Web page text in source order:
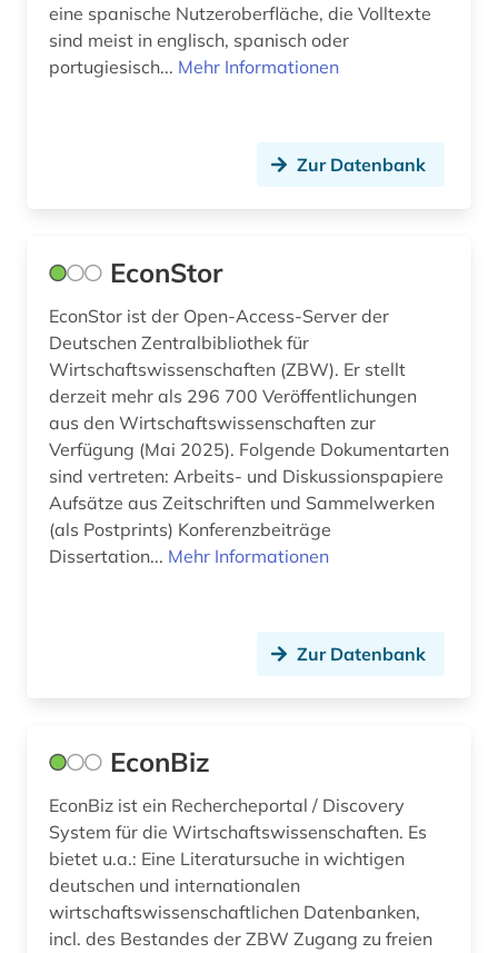
atlas (1)
atomphysik (1)
aufbereitung (1)
aufführungsmaterial (4)
aufgabensammlung (1)
aufklärung (4)
aufsatz (3)
augenzeuge (2)
august von (1)
auktionspreis (1)
ausbildung (1)
ausländer (1)
ausländisches recht (1)
eine spanische Nutzeroberfläche, die Volltexte
sind meist in englisch, spanisch oder
portugiesisch... Mehr Informationen
Zur Datenbank
EconStor
EconStor ist der Open-Access-Server der
Deutschen Zentralbibliothek für
Wirtschaftswissenschaften (ZBW). Er stellt
derzeit mehr als 296 700 Veröffentlichungen
aus den Wirtschaftswissenschaften zur
Verfügung (Mai 2025). Folgende Dokumentarten
sind vertreten: Arbeits- und Diskussionspapiere
Aufsätze aus Zeitschriften und Sammelwerken
(als Postprints) Konferenzbeiträge
Dissertation... Mehr Informationen
Zur Datenbank
EconBiz
EconBiz ist ein Rechercheportal / Discovery
System für die Wirtschaftswissenschaften. Es
bietet u.a.: Eine Literatursuche in wichtigen
deutschen und internationalen
wirtschaftswissenschaftlichen Datenbanken,
incl. des Bestandes der ZBW Zugang zu freien